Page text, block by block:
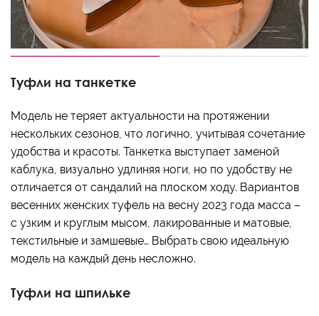
Туфли на танкетке
Модель не теряет актуальности на протяжении
нескольких сезонов, что логично, учитывая сочетание
удобства и красоты. Танкетка выступает заменой
каблука, визуально удлиняя ноги, но по удобству не
отличается от сандалий на плоском ходу. Вариантов
весенних женских туфель на весну 2023 года масса –
с узким и круглым мысом, лакированные и матовые,
текстильные и замшевые… Выбрать свою идеальную
модель на каждый день несложно.
Туфли на шпильке